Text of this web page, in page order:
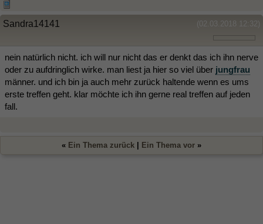
(02.03.2018 12:32)
Sandra14141
nein natürlich nicht. ich will nur nicht das er denkt das ich ihn nerve
oder zu aufdringlich wirke. man liest ja hier so viel über jungfrau
männer. und ich bin ja auch mehr zurück haltende wenn es ums
erste treffen geht. klar möchte ich ihn gerne real treffen auf jeden
fall.
« Ein Thema zurück Ein Thema vor »